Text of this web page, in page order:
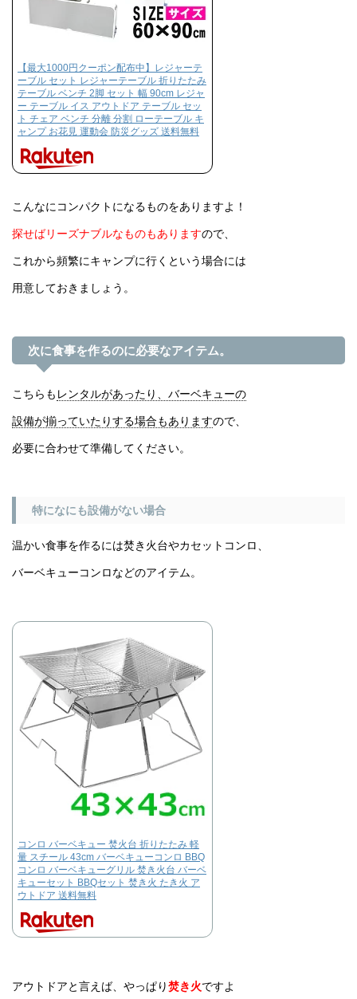
【最大1000円クーポン配布中】レジャーテ
ーブル セット レジャーテーブル 折りたたみ
テーブル ベンチ 2脚 セット 幅 90cm レジャ
ー テーブル イス アウトドア テーブル セッ
ト チェア ベンチ 分離 分割 ローテーブル キ
ャンプ お花見 運動会 防災グッズ 送料無料
こんなにコンパクトになるものをありますよ！
探せばリーズナブルなものもありますので、
これから頻繁にキャンプに行くという場合には
用意しておきましょう。
次に食事を作るのに必要なアイテム。
こちらも レンタルがあったり、バーベキューの
設備が揃っていたりする場合もありますので、
必要に合わせて準備してください。
特になにも設備がない場合
温かい食事を作るには焚き火台やカセットコンロ、
バーベキューコンロなどのアイテム。
コンロ バーベキュー 焚火台 折りたたみ 軽
量 スチール 43cm バーベキューコンロ BBQ
コンロ バーベキューグリル 焚き火台 バーベ
キューセット BBQセット 焚き火 たき火 ア
ウトドア 送料無料
アウトドアと言えば、やっぱり焚き火ですよ